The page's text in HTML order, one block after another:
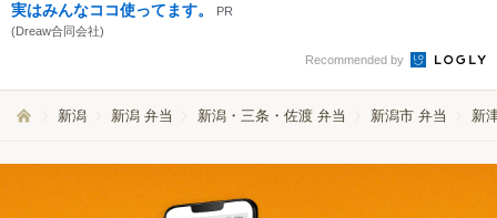
実はみんなココ使ってます。
PR
(Dreaw合同会社)
Recommended by
新潟 新潟 弁当 新潟・三条・佐渡 弁当 新潟市 弁当 新